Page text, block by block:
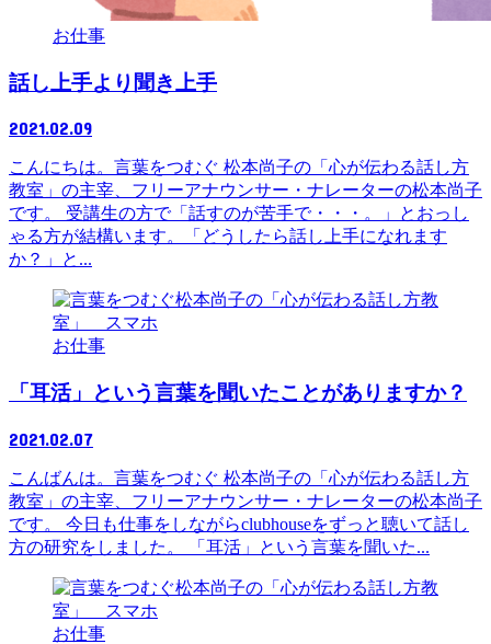
お仕事
話し上手より聞き上手
2021.02.09
こんにちは。言葉をつむぐ 松本尚子の「心が伝わる話し方
教室」の主宰、フリーアナウンサー・ナレーターの松本尚子
です。 受講生の方で「話すのが苦手で・・・。」とおっし
ゃる方が結構います。「どうしたら話し上手になれます
か？」と...
お仕事
「耳活」という言葉を聞いたことがありますか？
2021.02.07
こんばんは。言葉をつむぐ 松本尚子の「心が伝わる話し方
教室」の主宰、フリーアナウンサー・ナレーターの松本尚子
です。 今日も仕事をしながらclubhouseをずっと聴いて話し
方の研究をしました。 「耳活」という言葉を聞いた...
お仕事